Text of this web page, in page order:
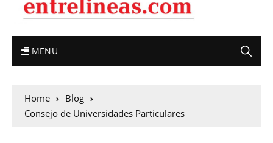
MENU
Home
Blog
Consejo de Universidades Particulares